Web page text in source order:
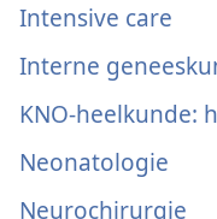
Intensive care
Interne
KNO-heelkunde:
Neonatologie
Neurochirurgie